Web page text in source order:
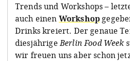
Trends und Workshops –
auch einen Workshop
Drinks kreiert. Der genaue
diesjährigeBerlin Food Week
wir freuen uns aber schon